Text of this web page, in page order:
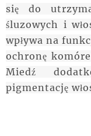
się do
śluzowych i
wpływa na
ochronę
Miedź
pigmentację